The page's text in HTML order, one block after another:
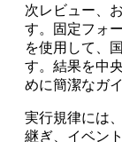
次レビュー、
す。固定フォ
を使用して、
す。結果を中
めに簡潔なガ
実行規律には
継ぎ、イベン